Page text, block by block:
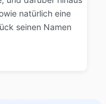
natürlich eine
seinen Namen